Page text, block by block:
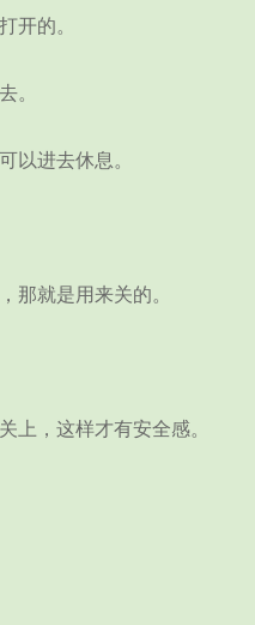
开的。
。
进去休息。
就是用来关的。
，这样才有安全感。